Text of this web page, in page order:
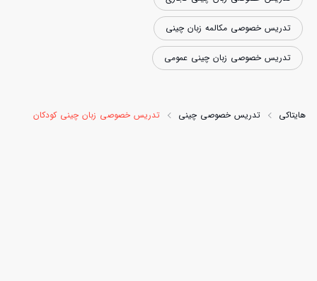
تدریس خصوصی مکالمه زبان چینی
تدریس خصوصی زبان چینی عمومی
هایتاکی تدریس خصوصی چینی تدریس خصوصی زبان چینی کودکان